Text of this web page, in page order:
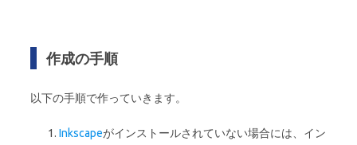
作成の手順
以下の手順で作っていきます。
Inkscapeがインストールされていない場合には、イン